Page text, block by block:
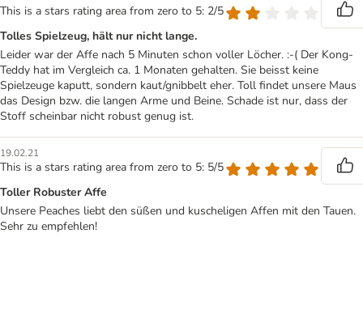
This is a stars rating area from zero to 5: 2/5
Tolles Spielzeug, hält nur nicht lange.
Leider war der Affe nach 5 Minuten schon voller Löcher. :-( Der Kong-
Teddy hat im Vergleich ca. 1 Monaten gehalten. Sie beisst keine
Spielzeuge kaputt, sondern kaut/gnibbelt eher. Toll findet unsere Maus
das Design bzw. die langen Arme und Beine. Schade ist nur, dass der
Stoff scheinbar nicht robust genug ist.
19.02.21
This is a stars rating area from zero to 5: 5/5
Toller Robuster Affe
Unsere Peaches liebt den süßen und kuscheligen Affen mit den Tauen.
Sehr zu empfehlen!